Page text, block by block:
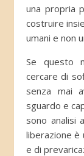
una propria
costruire
umani e non
Se questo
cercare di
senza mai
sguardo e
sono analisi
liberazione è
e di